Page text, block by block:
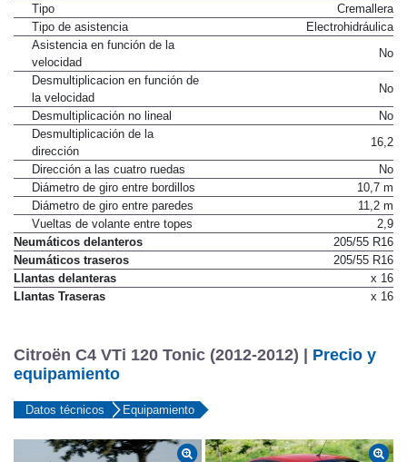
Tipo
Cremallera
Tipo de asistencia
Electrohidráulica
Asistencia en función de la
velocidad
No
Desmultiplicacion en función de
la velocidad
No
Desmultiplicación no lineal
No
Desmultiplicación de la
dirección
16,2
Dirección a las cuatro ruedas
No
Diámetro de giro entre bordillos
10,7 m
Diámetro de giro entre paredes
11,2 m
Vueltas de volante entre topes
2,9
Neumáticos delanteros
205/55 R16
Neumáticos traseros
205/55 R16
Llantas delanteras
x 16
Llantas Traseras
x 16
Citroën C4 VTi 120 Tonic (2012-2012) | Precio y
equipamiento
Datos técnicos Equipamiento